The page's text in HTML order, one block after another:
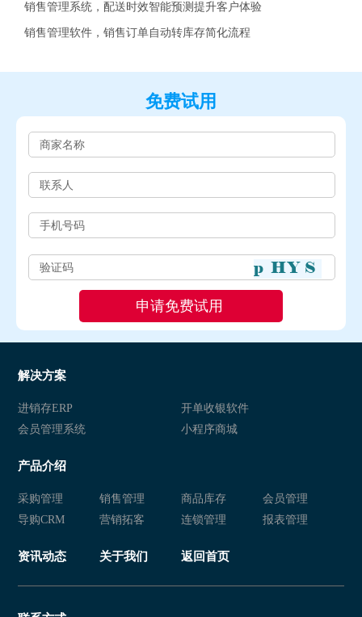
销售管理系统，配送时效智能预测提升客户体验
销售管理软件，销售订单自动转库存简化流程
免费试用
解决方案
进销存ERP
开单收银软件
会员管理系统
小程序商城
产品介绍
采购管理 销售管理 商品库存
会员管理
导购CRM
营销拓客 连锁管理 报表管理
资讯动态 关于我们 返回首页